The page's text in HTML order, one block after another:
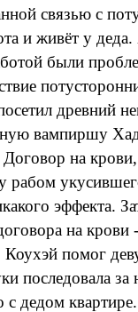
связью с
и живёт у
были
древний
вампиршу
Договор на
рабом
эффекта.
на крови
помог
последовала
с дедом